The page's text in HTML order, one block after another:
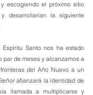
escogiendo el próximo sitio
desarrollarían la siguiente
Santo nos ha estado
par de meses y alcanzamos a
del Año Nuevo a un
afianzará la identidad de
llamada a multiplicarse y